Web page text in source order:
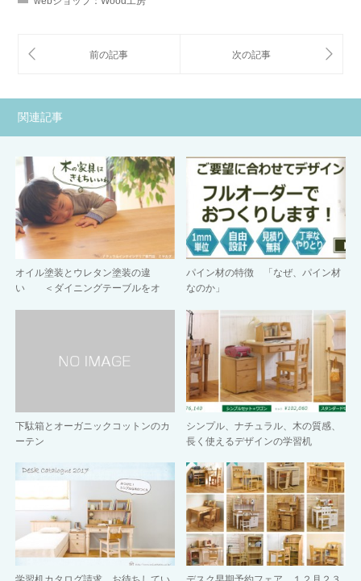
関連記事
オイル塗装とウレタン塗装の違
い ＜ダイニングテーブルをオ
パイン材の特徴 「なぜ、パイン材
なのか」
下駄箱とオーガニックコットンのカ
ーテン
シンプル、ナチュラル、木の質感、
長く使えるデザインの学習机